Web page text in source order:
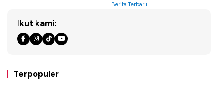
Berita Terbaru
Ikut kami:
Terpopuler